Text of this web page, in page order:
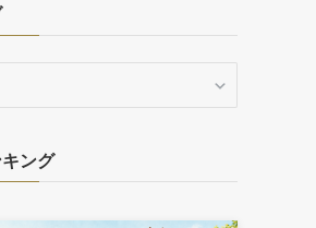
ング